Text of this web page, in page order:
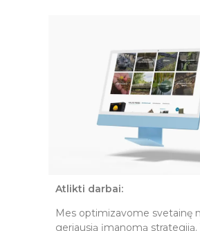
Atlikti darbai:
Mes optimizavome svetainę
geriausią įmanomą strategiją.